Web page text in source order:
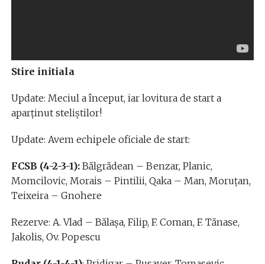
Stire initiala
Update: Meciul a început, iar lovitura de start a
aparţinut steliştilor!
Update: Avem echipele oficiale de start:
FCSB (4-2-3-1):Bălgrădean – Benzar, Planic,
Momcilovic, Morais – Pintilii, Qaka – Man, Moruțan,
Teixeira – Gnohere
Rezerve: A. Vlad – Bălaşa, Filip, F. Coman, F. Tănase,
Jakolis, Ov. Popescu